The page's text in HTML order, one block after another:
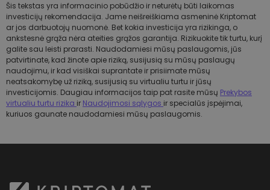
Šis tekstas yra informacinio pobūdžio ir neturėtų būti laikomas
investicijų rekomendacija. Jame neišreiškiama asmeninė Kriptomat
ar jos darbuotojų nuomonė. Bet kokia investicija yra rizikinga, o
ankstesnė grąža nėra ateities grąžos garantija. Rizikuokite tik turtu, kurį
galite sau leisti prarasti. Naudodamiesi mūsų paslaugomis, jūs
patvirtinate, kad žinote apie riziką, susijusią su mūsų paslaugų
naudojimu, ir kad visiškai suprantate ir prisiimate mūsų
neatsakomybę už riziką, susijusią su virtualiu turtu ir jūsų
investicijomis. Daugiau informacijos taip pat rasite mūsų Prekybos
virtualiu turtu rizika ir Naudojimosi sąlygos ir specialūs įspėjimai,
kuriuos gaunate naudodamiesi mūsų paslaugomis.